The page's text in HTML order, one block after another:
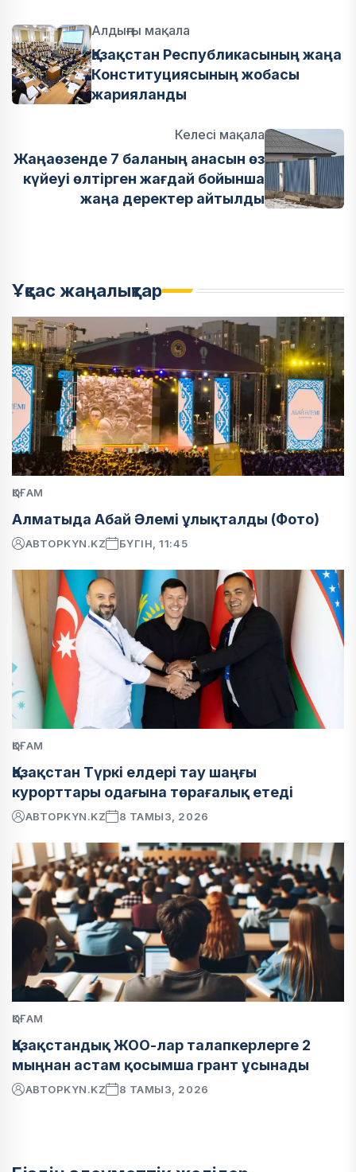
Алдыңғы мақала
Қазақстан Республикасының жаңа
Конституциясының жобасы
жарияланды
Келесі мақала
Жаңаөзенде 7 баланың анасын өз
күйеуі өлтірген жағдай бойынша
жаңа деректер айтылды
Ұқсас жаңалықтар
ҚОҒАМ
Алматыда Абай Әлемі ұлықталды (Фото)
АВТОРKYN.KZ БҮГІН, 11:45
ҚОҒАМ
Қазақстан Түркі елдері тау шаңғы
курорттары одағына төрағалық етеді
АВТОРKYN.KZ 8 ТАМЫЗ, 2026
ҚОҒАМ
Қазақстандық ЖОО-лар талапкерлерге 2
мыңнан астам қосымша грант ұсынады
АВТОРKYN.KZ 8 ТАМЫЗ, 2026